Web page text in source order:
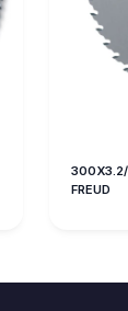
300X3.2/
FREUD